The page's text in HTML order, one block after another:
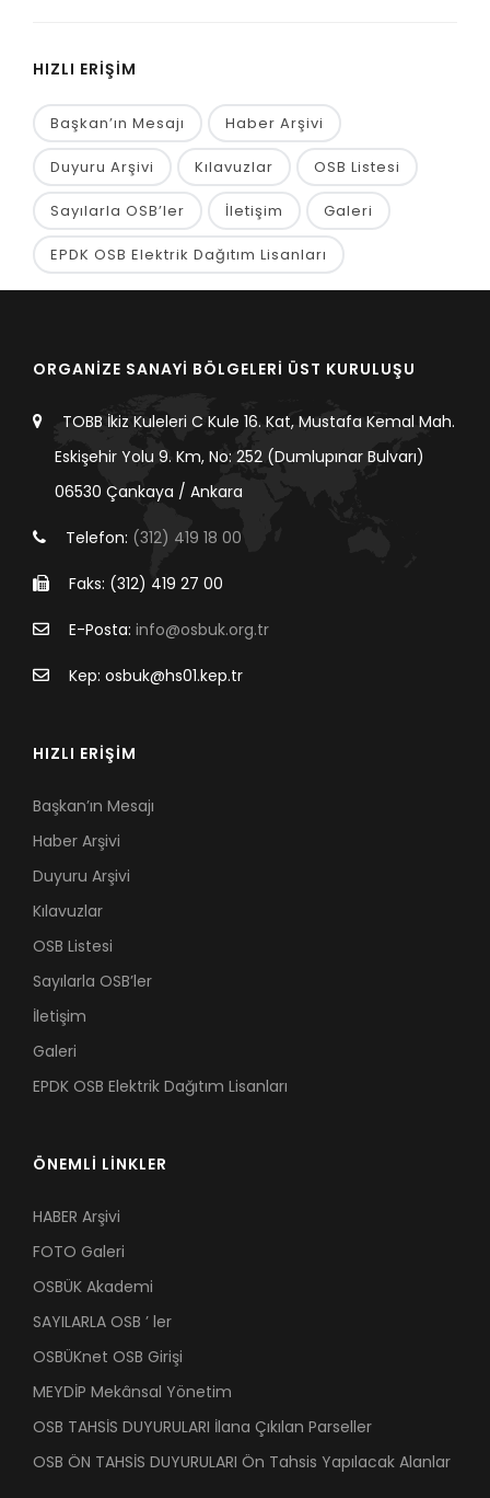
HIZLI ERİŞİM
Başkan’ın Mesajı Haber Arşivi
Duyuru Arşivi Kılavuzlar OSB Listesi
Sayılarla OSB’ler İletişim Galeri
EPDK OSB Elektrik Dağıtım Lisanları
ORGANİZE SANAYİ BÖLGELERİ ÜST KURULUŞU
TOBB İkiz Kuleleri C Kule 16. Kat, Mustafa Kemal Mah.
Eskişehir Yolu 9. Km, No: 252 (Dumlupınar Bulvarı)
06530 Çankaya / Ankara
Telefon: (312) 419 18 00
Faks: (312) 419 27 00
E-Posta: info@osbuk.org.tr
Kep: osbuk@hs01.kep.tr
HIZLI ERİŞİM
Başkan’ın Mesajı
Haber Arşivi
Duyuru Arşivi
Kılavuzlar
OSB Listesi
Sayılarla OSB’ler
İletişim
Galeri
EPDK OSB Elektrik Dağıtım Lisanları
ÖNEMLİ LİNKLER
HABER Arşivi
FOTO Galeri
OSBÜK Akademi
SAYILARLA OSB ’ ler
OSBÜKnet OSB Girişi
MEYDİP Mekânsal Yönetim
OSB TAHSİS DUYURULARI İlana Çıkılan Parseller
OSB ÖN TAHSİS DUYURULARI Ön Tahsis Yapılacak Alanlar